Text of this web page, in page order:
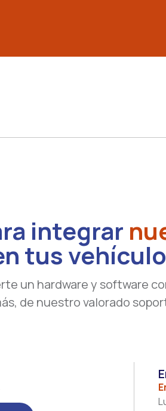
integrar
tus
un hardware y software
de nuestro valorado